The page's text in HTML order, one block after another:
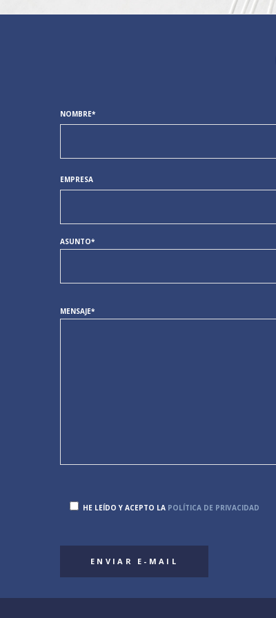
NOMBRE*
EMPRESA
ASUNTO*
MENSAJE*
HE LEÍDO Y ACEPTO LA POLÍTICA DE PRIVACIDAD